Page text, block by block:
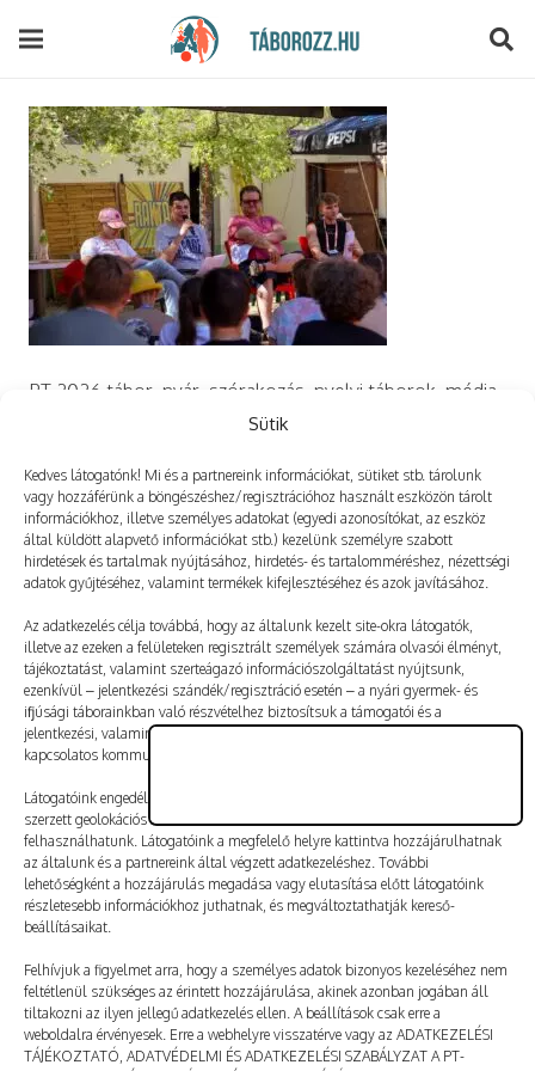
Sütik
Kedves látogatónk! Mi és a partnereink információkat, sütiket stb. tárolunk
vagy hozzáférünk a böngészéshez/regisztrációhoz használt eszközön tárolt
információkhoz, illetve személyes adatokat (egyedi azonosítókat, az eszköz
által küldött alapvető információkat stb.) kezelünk személyre szabott
hirdetések és tartalmak nyújtásához, hirdetés- és tartalomméréshez, nézettségi
adatok gyűjtéséhez, valamint termékek kifejlesztéséhez és azok javításához.
Az adatkezelés célja továbbá, hogy az általunk kezelt site-okra látogatók,
illetve az ezeken a felületeken regisztrált személyek számára olvasói élményt,
tájékoztatást, valamint szerteágazó információszolgáltatást nyújtsunk,
ezenkívül – jelentkezési szándék/regisztráció esetén – a nyári gyermek- és
ifjúsági táborainkban való részvételhez biztosítsuk a támogatói és a
jelentkezési, valamint a számlázási feltételeket és a táborszervezéssel
kapcsolatos kommunikációt.
Látogatóink engedélyével mi és a partnereink eszközleolvasásos módszerrel
szerzett geolokációs adatokat és azonosítási információkat is
felhasználhatunk. Látogatóink a megfelelő helyre kattintva hozzájárulhatnak
az általunk és a partnereink által végzett adatkezeléshez. További
lehetőségként a hozzájárulás megadása vagy elutasítása előtt látogatóink
részletesebb információkhoz juthatnak, és megváltoztathatják kereső-
beállításaikat.
Felhívjuk a figyelmet arra, hogy a személyes adatok bizonyos kezeléséhez nem
feltétlenül szükséges az érintett hozzájárulása, akinek azonban jogában áll
tiltakozni az ilyen jellegű adatkezelés ellen. A beállítások csak erre a
weboldalra érvényesek. Erre a webhelyre visszatérve vagy az ADATKEZELÉSI
TÁJÉKOZTATÓ, ADATVÉDELMI ÉS ADATKEZELÉSI SZABÁLYZAT A PT-
PT 2026 tábor, nyár, szórakozás, nyelvi táborok, média,
film, robotika, angoltábor, fotós tábor, sporttábor,
Vélemény, hozzászólás?
Az e-mail-címet nem tesszük közzé. A kötelező mezőket
*karakterrel jelöltük
A nevem, e-mail-címem, és weboldalcímem mentése
a böngészőben a következő hozzászólásomhoz.